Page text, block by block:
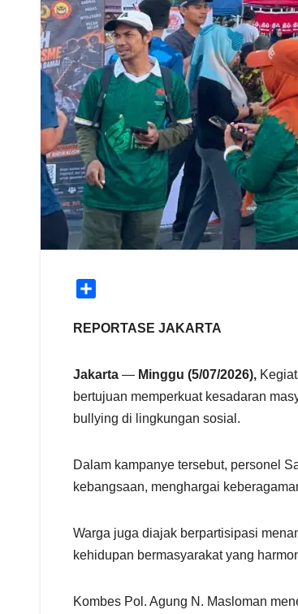
a
REPORTASE JAKARTA
Jakarta — Minggu (5/07/2026),
bertujuan memperkuat kesadaran
bullying di lingkungan sosial.
Dalam kampanye tersebut, personel
kebangsaan, menghargai
Warga juga diajak berpartisipasi
kehidupan bermasyarakat yang
Kombes Pol. Agung N. Masloman